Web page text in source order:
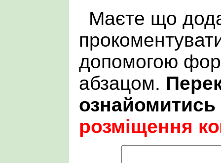
Маєте що
допомогою
абзацом.
розміщення